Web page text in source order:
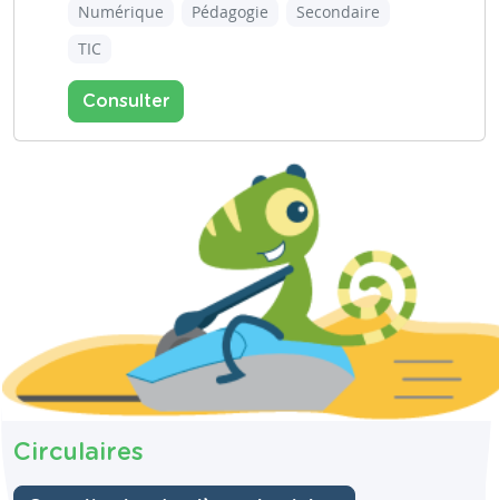
Numérique Pédagogie
Secondaire
TIC
Consulter
3/3
Circulaires